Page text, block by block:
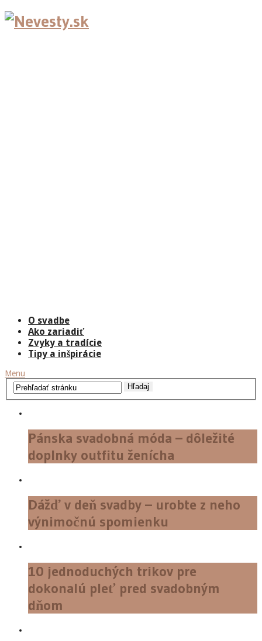
O svadbe
Ako zariadiť
Zvyky a tradície
Tipy a inšpirácie
Menu
Pánska svadobná móda – dôležité
doplnky outfitu ženícha
Dážď v deň svadby – urobte z neho
výnimočnú spomienku
10 jednoduchých trikov pre
dokonalú pleť pred svadobným
dňom